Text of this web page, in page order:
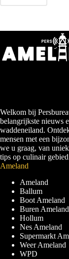
Welkom bij
belangrijkste nieuws
waddeneiland.
mensen met een
we u graag, van
tips op culinair
Ameland
Ameland
Ballum
Boot Ameland
Buren Ameland
Hollum
Nes Ameland
Supermarkt
Weer Ameland
WPD